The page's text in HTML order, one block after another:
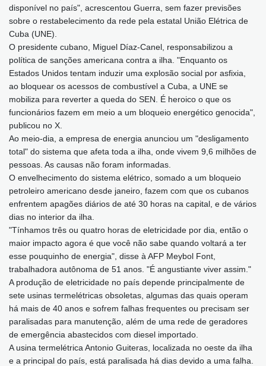
disponível no país", acrescentou Guerra, sem fazer previsões
sobre o restabelecimento da rede pela estatal União Elétrica de
Cuba (UNE).
O presidente cubano, Miguel Díaz-Canel, responsabilizou a
política de sanções americana contra a ilha. "Enquanto os
Estados Unidos tentam induzir uma explosão social por asfixia,
ao bloquear os acessos de combustível a Cuba, a UNE se
mobiliza para reverter a queda do SEN. É heroico o que os
funcionários fazem em meio a um bloqueio energético genocida",
publicou no X.
Ao meio-dia, a empresa de energia anunciou um "desligamento
total" do sistema que afeta toda a ilha, onde vivem 9,6 milhões de
pessoas. As causas não foram informadas.
O envelhecimento do sistema elétrico, somado a um bloqueio
petroleiro americano desde janeiro, fazem com que os cubanos
enfrentem apagões diários de até 30 horas na capital, e de vários
dias no interior da ilha.
"Tínhamos três ou quatro horas de eletricidade por dia, então o
maior impacto agora é que você não sabe quando voltará a ter
esse pouquinho de energia", disse à AFP Meybol Font,
trabalhadora autônoma de 51 anos. "É angustiante viver assim."
A produção de eletricidade no país depende principalmente de
sete usinas termelétricas obsoletas, algumas das quais operam
há mais de 40 anos e sofrem falhas frequentes ou precisam ser
paralisadas para manutenção, além de uma rede de geradores
de emergência abastecidos com diesel importado.
A usina termelétrica Antonio Guiteras, localizada no oeste da ilha
e a principal do país, está paralisada há dias devido a uma falha.